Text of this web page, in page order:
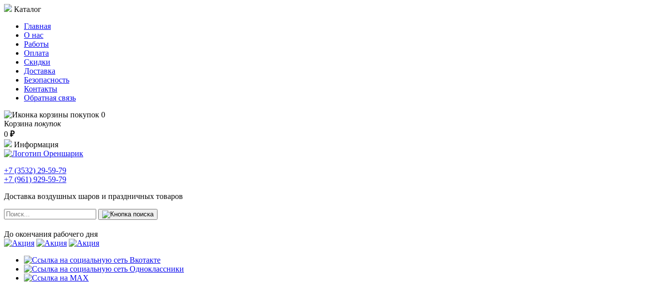
Каталог
Главная
О нас
Работы
Оплата
Скидки
Доставка
Безопасность
Контакты
Обратная связь
0
Корзина покупок
0 ₽
Информация
+7 (3532) 29-59-79
+7 (961) 929-59-79
Доставка воздушных шаров и праздничных товаров
До окончания рабочего дня